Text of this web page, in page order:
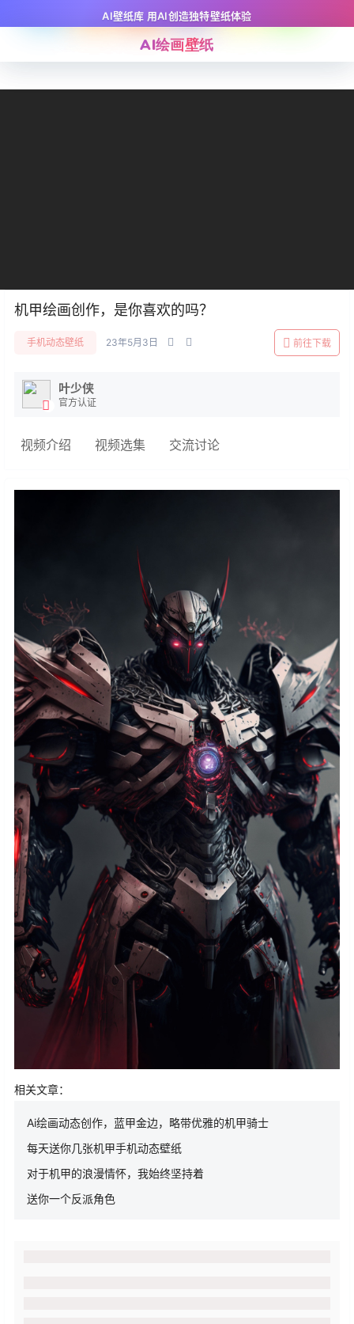
AI壁纸库 用AI创造独特壁纸体验
AI绘画壁纸
机甲绘画创作，是你喜欢的吗？
手机动态壁纸 23年5月3日 前往下载
叶少侠
官方认证
视频介绍 视频选集 交流讨论
相关文章：
Ai绘画动态创作，蓝甲金边，略带优雅的机甲骑士
每天送你几张机甲手机动态壁纸
对于机甲的浪漫情怀，我始终坚持着
送你一个反派角色